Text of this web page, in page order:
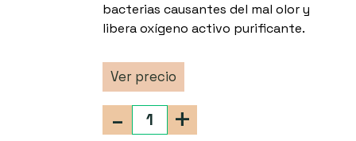
bacterias causantes del mal olor y
libera oxígeno activo purificante.
Ver precio
+
-